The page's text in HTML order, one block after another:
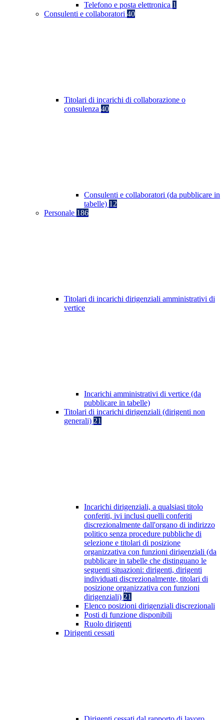
Telefono e posta elettronica 1
Consulenti e collaboratori 40
Titolari di incarichi di collaborazione o
consulenza 40
Consulenti e collaboratori (da pubblicare in
tabelle) 12
Personale 186
Titolari di incarichi dirigenziali amministrativi di
vertice
Incarichi amministrativi di vertice (da
pubblicare in tabelle)
Titolari di incarichi dirigenziali (dirigenti non
generali) 21
Incarichi dirigenziali, a qualsiasi titolo
conferiti, ivi inclusi quelli conferiti
discrezionalmente dall'organo di indirizzo
politico senza procedure pubbliche di
selezione e titolari di posizione
organizzativa con funzioni dirigenziali (da
pubblicare in tabelle che distinguano le
seguenti situazioni: dirigenti, dirigenti
individuati discrezionalmente, titolari di
posizione organizzativa con funzioni
dirigenziali) 21
Elenco posizioni dirigenziali discrezionali
Posti di funzione disponibili
Ruolo dirigenti
Dirigenti cessati